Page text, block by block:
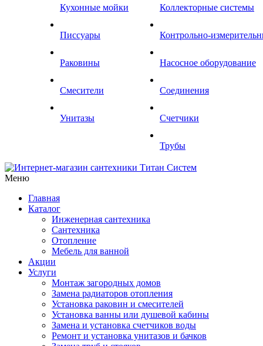
Кухонные мойки
Писсуары
Раковины
Смесители
Унитазы
Коллекторные системы
Контрольно-
Насосное оборудование
Соединения
Счетчики
Трубы
Меню
Главная
Каталог
Инженерная сантехника
Сантехника
Отопление
Мебель для ванной
Акции
Услуги
Монтаж загородных домов
Замена радиаторов отопления
Установка раковин и смесителей
Установка ванны или душевой кабины
Замена и установка счетчиков воды
Ремонт и установка унитазов и бачков